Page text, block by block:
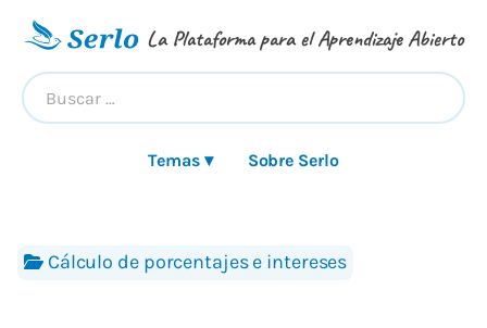
La Plataforma para el Aprendizaje Abierto
Temas ▾ Sobre Serlo
Cálculo de porcentajes e intereses